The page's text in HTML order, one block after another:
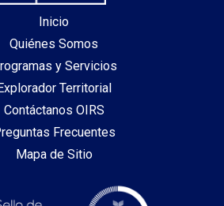
Inicio
Quiénes Somos
y Servicios
Territorial
Contáctanos OIRS
Frecuentes
Mapa de Sitio